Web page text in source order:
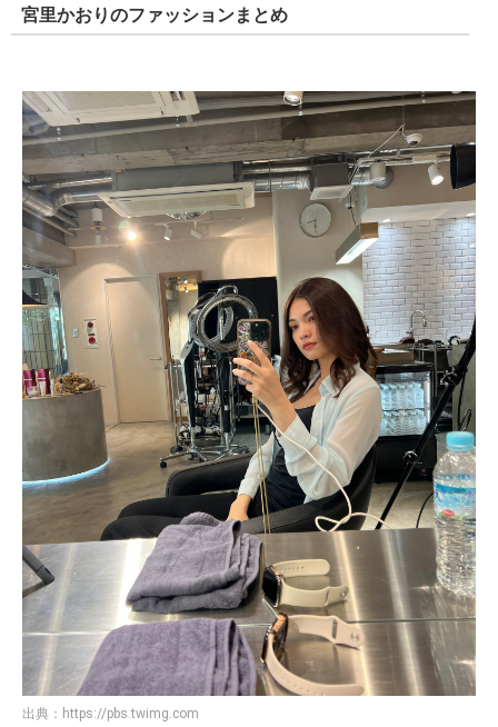
宮里かおりのファッションまとめ
出典： https://pbs.twimg.com